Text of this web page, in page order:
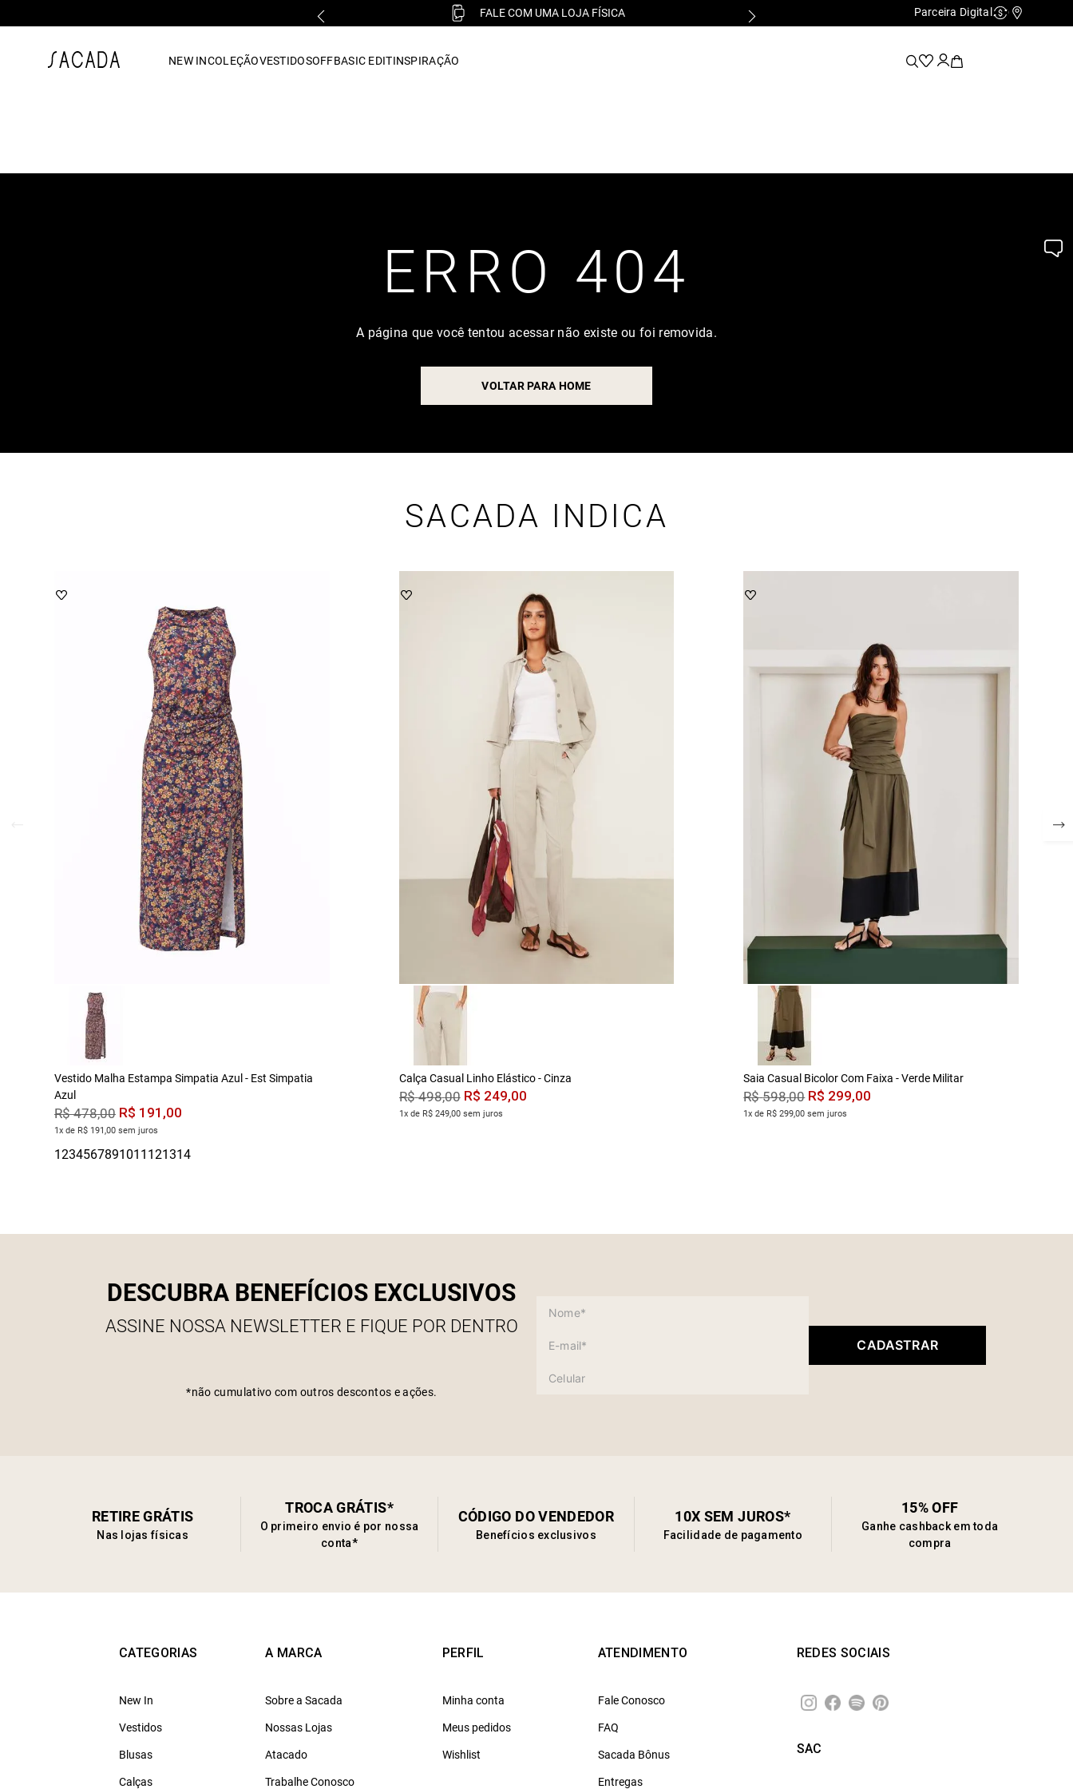
FALE COM UMA LOJA FÍSICA Parceira Digital Cashback
NEW INCOLEÇÃOVESTIDOSOFFBASIC EDITINSPIRAÇÃO
ERRO 404
A página que você tentou acessar não existe ou foi removida.
VOLTAR PARA HOME
SACADA INDICA
Vestido Malha Estampa Simpatia Azul - Est Simpatia
Azul
R$ 478,00 R$ 191 ,00
1x de R$ 191,00 sem juros
Calça Casual Linho Elástico - Cinza
R$ 498,00 R$ 249,00
1x de R$ 249,00 sem juros
Saia Casual Bicolor Com Faixa - Verde Militar
R$ 598,00 R$ 299,00
1x de R$ 299,00 sem juros
DESCUBRA BENEFÍCIOS EXCLUSIVOS
ASSINE NOSSA NEWSLETTER E FIQUE POR DENTRO
*não cumulativo com outros descontos e ações.
CADASTRAR
RETIRE GRÁTIS
Nas lojas físicas
TROCA GRÁTIS*
O primeiro envio é por nossa
conta*
CÓDIGO DO VENDEDOR
Benefícios exclusivos
10X SEM JUROS*
Facilidade de pagamento
15% OFF
Ganhe cashback em toda
compra
CATEGORIAS
New In
Vestidos
Blusas
Calças
A MARCA
Sobre a Sacada
Nossas Lojas
Atacado
Trabalhe Conosco
PERFIL
Minha conta
Meus pedidos
Wishlist
ATENDIMENTO
Fale Conosco
FAQ
Sacada Bônus
Entregas
REDES SOCIAIS
SAC
vestido midi
7º macacão